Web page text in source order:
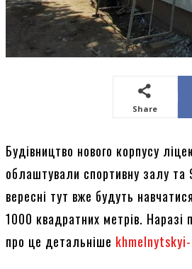
Share
Будівництво нового корпусу
облаштували спортивну залу
вересні тут вже будуть
1000 квадратних метрів.
про це детальніше